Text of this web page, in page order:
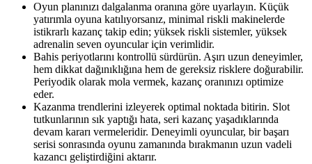
Oyun planınızı dalgalanma oranına göre uyarlayın. Küçük
yatırımla oyuna katılıyorsanız, minimal riskli makinelerde
istikrarlı kazanç takip edin; yüksek riskli sistemler, yüksek
adrenalin seven oyuncular için verimlidir.
Bahis periyotlarını kontrollü sürdürün. Aşırı uzun deneyimler,
hem dikkat dağınıklığına hem de gereksiz risklere doğurabilir.
Periyodik olarak mola vermek, kazanç oranınızı optimize
eder.
Kazanma trendlerini izleyerek optimal noktada bitirin. Slot
tutkunlarının sık yaptığı hata, seri kazanç yaşadıklarında
devam kararı vermeleridir. Deneyimli oyuncular, bir başarı
serisi sonrasında oyunu zamanında bırakmanın uzun vadeli
kazancı geliştirdiğini aktarır.